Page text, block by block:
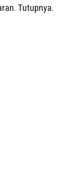
Tutupnya.